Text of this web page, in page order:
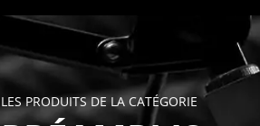
LES PRODUITS DE LA CATÉGORIE